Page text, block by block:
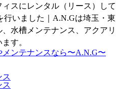
スにレンタル（リース）して
行いました｜A.N.Gは埼玉・東
水槽メンテナンス、アクアリ
す。
ス
ス